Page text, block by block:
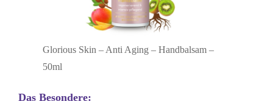
Glorious Skin – Anti Aging – Handbalsam –
50ml
Das Besondere: